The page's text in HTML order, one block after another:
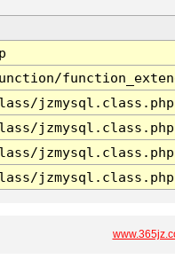
jzmysql.class.php
jzmysql.class.php
jzmysql.class.php
jzmysql.class.php